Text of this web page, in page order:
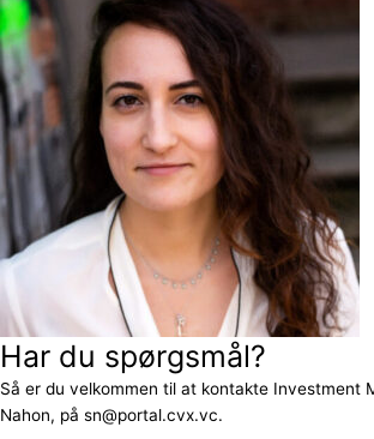
Har du spørgsmål?
Så er du velkommen til at kontakte Investment
Nahon, på sn@portal.cvx.vc.